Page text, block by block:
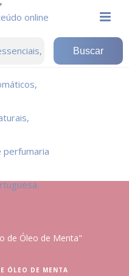
de Óleo de Menta"
ÓLEO DE MENTA